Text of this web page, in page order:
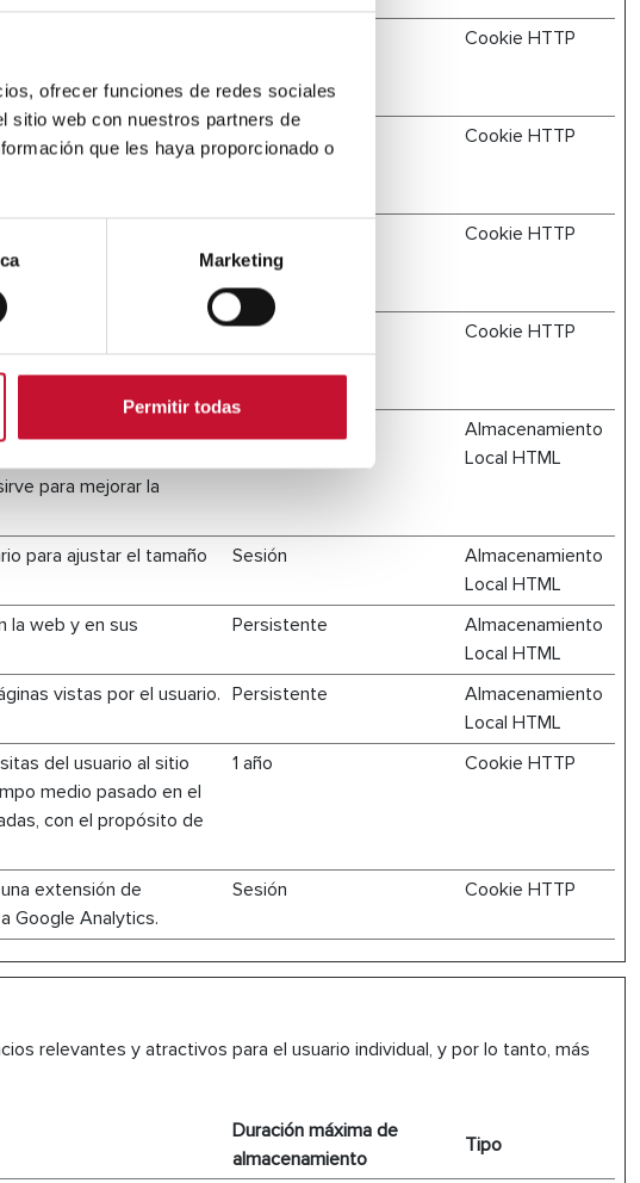
ofrecer funciones de redes sociales
sitio web con nuestros partners de
que les haya proporcionado o
Marketing
Permitir todas
Analytics.
Cookie HTTP
usuario al sitio web,
pasado en el sitio
1 día Cookie HTTP
pasado en el sitio
Cookie HTTP
del visitante en
por el operador de la
Sesión Cookie HTTP
para mejorar la
Almacenamiento
Local HTML
para ajustar el tamaño
Sesión
Almacenamiento
Local HTML
la web y en sus
Persistente
Almacenamiento
Local HTML
vistas por el usuario. Persistente
Almacenamiento
Local HTML
del usuario al sitio
medio pasado en el
con el propósito de
1 año Cookie HTTP
extensión de
Google Analytics.
Sesión Cookie HTTP
relevantes y atractivos para el usuario individual, y por lo tanto, más
Duración máxima de
almacenamiento
Tipo